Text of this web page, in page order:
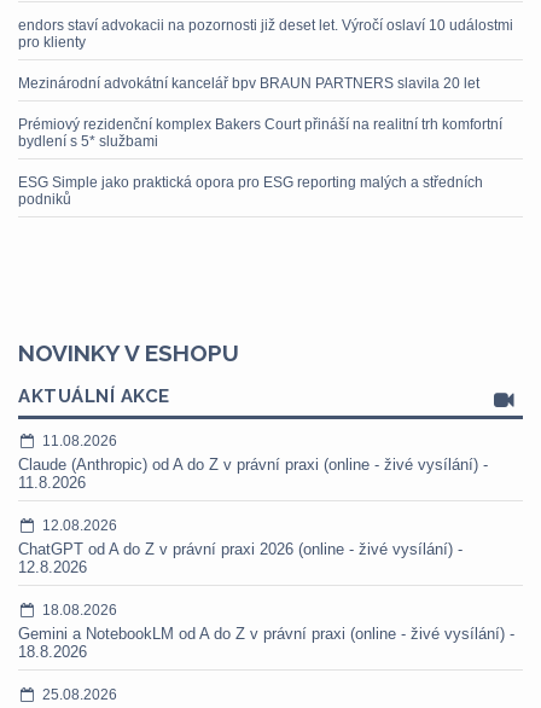
endors staví advokacii na pozornosti již deset let. Výročí oslaví 10 událostmi
pro klienty
Mezinárodní advokátní kancelář bpv BRAUN PARTNERS slavila 20 let
Prémiový rezidenční komplex Bakers Court přináší na realitní trh komfortní
bydlení s 5* službami
ESG Simple jako praktická opora pro ESG reporting malých a středních
podniků
NOVINKY V ESHOPU
AKTUÁLNÍ AKCE
11.08.2026
Claude (Anthropic) od A do Z v právní praxi (online - živé vysílání) -
11.8.2026
12.08.2026
ChatGPT od A do Z v právní praxi 2026 (online - živé vysílání) -
12.8.2026
18.08.2026
Gemini a NotebookLM od A do Z v právní praxi (online - živé vysílání) -
18.8.2026
25.08.2026